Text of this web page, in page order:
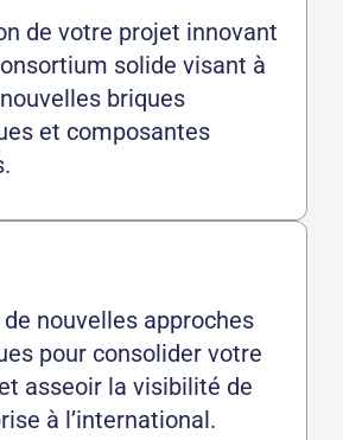
de votre projet innovant
solide visant à
briques
et composantes
de nouvelles approches
pour consolider votre
asseoir la visibilité de
à l’international.